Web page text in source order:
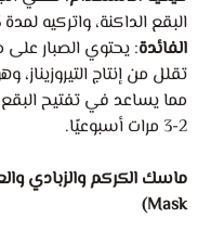
البقع الداكنة، واتركيه لمدة 15-20 دقيقة، ثم اغسليه بالماء.
الفائدة: يحتوي الصبار
تقلل من إنتاج
مما يساعد في تفتيح
2-3 مرات أسبوعيًا.
Mask)